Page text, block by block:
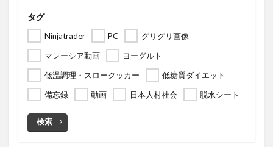
タグ
Ninjatrader PC
グリグリ画像
マレーシア動画
ヨーグルト
低温調理・スロークッカー
低糖質ダイエット
備忘録
動画 日本人村社会 脱水シート
検索